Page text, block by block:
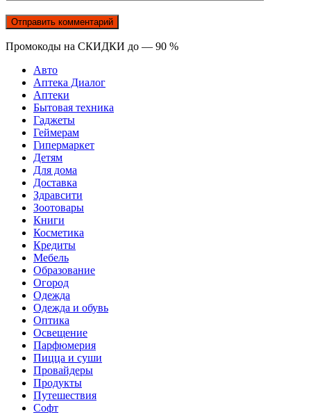
Промокоды на СКИДКИ до — 90 %
Авто
Аптека Диалог
Аптеки
Бытовая техника
Гаджеты
Геймерам
Гипермаркет
Детям
Для дома
Доставка
Здравсити
Зоотовары
Книги
Косметика
Кредиты
Мебель
Образование
Огород
Одежда
Одежда и обувь
Оптика
Освещение
Парфюмерия
Пицца и суши
Провайдеры
Продукты
Путешествия
Софт